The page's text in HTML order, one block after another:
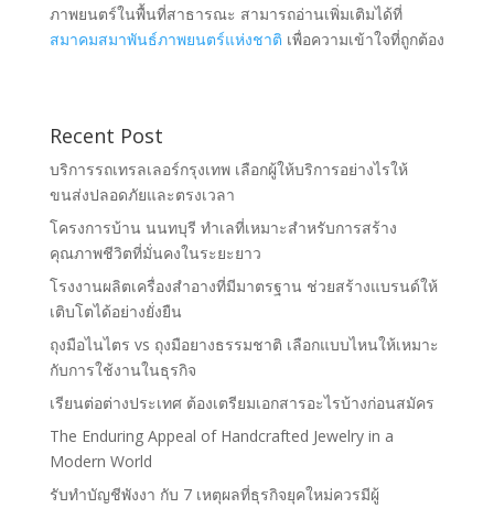
ภาพยนตร์ในพื้นที่สาธารณะ สามารถอ่านเพิ่มเติมได้ที่
สมาคมสมาพันธ์ภาพยนตร์แห่งชาติ เพื่อความเข้าใจที่ถูกต้อง
Recent Post
บริการรถเทรลเลอร์กรุงเทพ เลือกผู้ให้บริการอย่างไรให้
ขนส่งปลอดภัยและตรงเวลา
โครงการบ้าน นนทบุรี ทำเลที่เหมาะสำหรับการสร้าง
คุณภาพชีวิตที่มั่นคงในระยะยาว
โรงงานผลิตเครื่องสำอางที่มีมาตรฐาน ช่วยสร้างแบรนด์ให้
เติบโตได้อย่างยั่งยืน
ถุงมือไนไตร vs ถุงมือยางธรรมชาติ เลือกแบบไหนให้เหมาะ
กับการใช้งานในธุรกิจ
เรียนต่อต่างประเทศ ต้องเตรียมเอกสารอะไรบ้างก่อนสมัคร
The Enduring Appeal of Handcrafted Jewelry in a
Modern World
รับทำบัญชีพังงา กับ 7 เหตุผลที่ธุรกิจยุคใหม่ควรมีผู้